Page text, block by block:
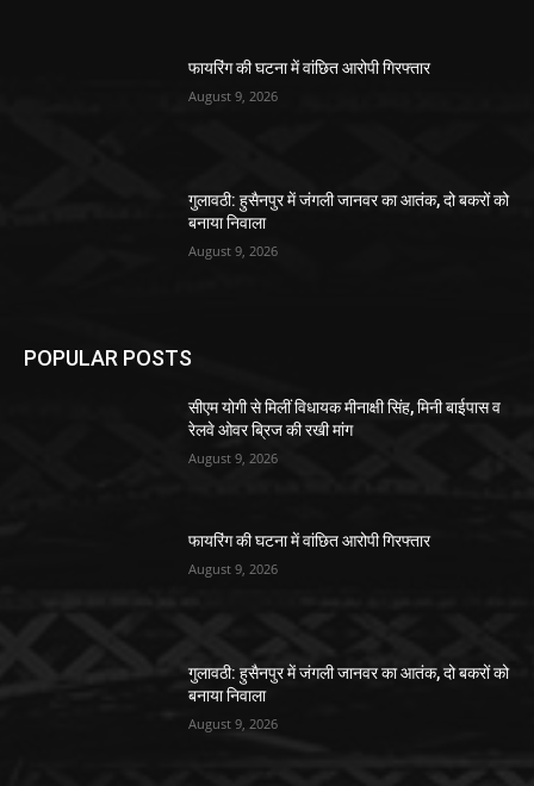
फायरिंग की घटना में वांछित आरोपी गिरफ्तार
August 9, 2026
गुलावठी: हुसैनपुर में जंगली जानवर का आतंक, दो बकरों को
बनाया निवाला
August 9, 2026
POPULAR POSTS
सीएम योगी से मिलीं विधायक मीनाक्षी सिंह, मिनी बाईपास व
रेलवे ओवर ब्रिज की रखी मांग
August 9, 2026
फायरिंग की घटना में वांछित आरोपी गिरफ्तार
August 9, 2026
गुलावठी: हुसैनपुर में जंगली जानवर का आतंक, दो बकरों को
बनाया निवाला
August 9, 2026